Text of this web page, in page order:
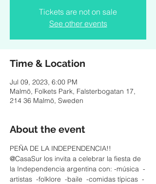
Tickets are not on sale
See other events
Time & Location
Jul 09, 2023, 6:00 PM
Malmö, Folkets Park, Falsterbogatan 17,
214 36 Malmö, Sweden
About the event
PEÑA DE LA INDEPENDENCIA!!
@CasaSur los invita a celebrar la fiesta de
la Independencia argentina con: -música  -
artistas  -folklore  -baile  -comidas típicas  -